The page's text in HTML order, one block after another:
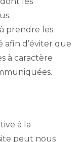
à prendre les
afin d’éviter que
à caractère
à la
peut nous